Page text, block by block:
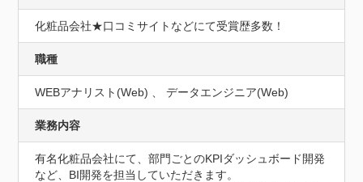
化粧品会社★口コミサイトなどにて受賞歴多数！
職種
WEBアナリスト(Web) 、 データエンジニア(Web)
業務内容
有名化粧品会社にて、部門ごとのKPIダッシュボード開発
など、BI開発を担当していただきます。